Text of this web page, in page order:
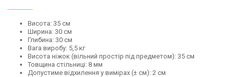
Висота: 35 см
Ширина: 30 см
Глибина: 30 см
Вага виробу: 5,5 кг
Висота ніжок (вільний простір під предметом): 35 см
Товщина стільниці: 8 мм
Допустиме відхилення у вимірах (± см): 2 см